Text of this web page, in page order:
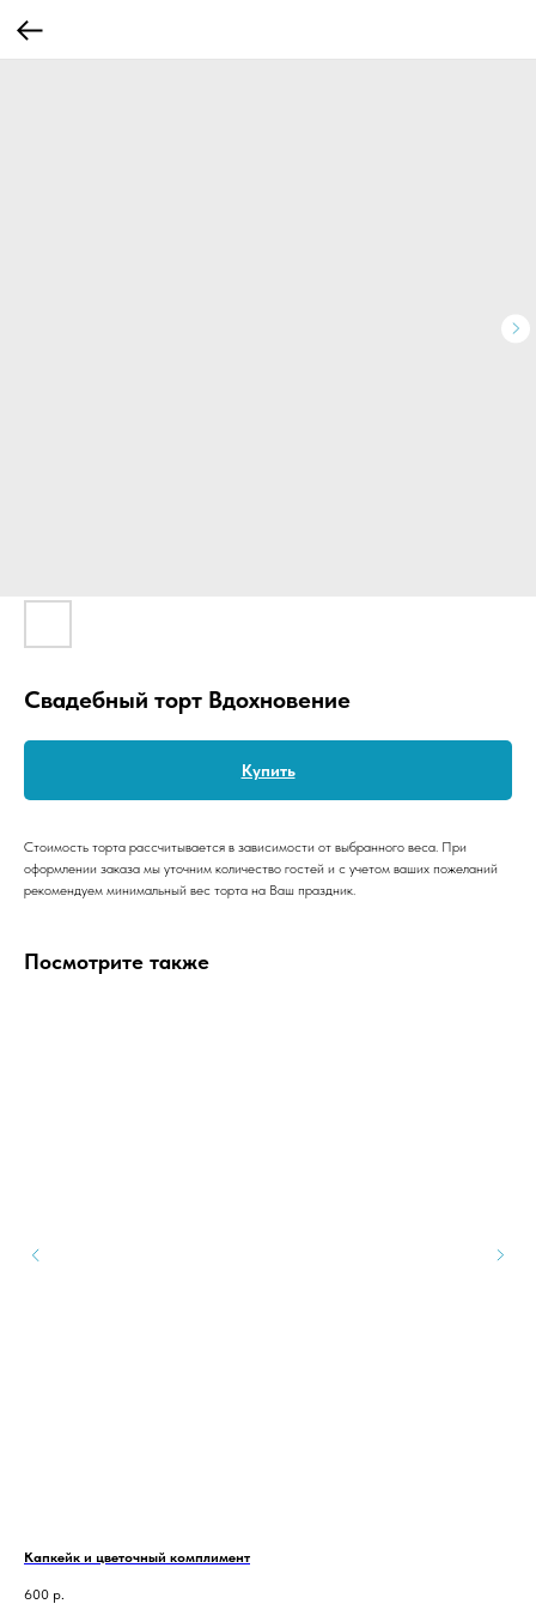
Свадебный торт Вдохновение
Купить
Стоимость торта рассчитывается в зависимости от выбранного веса. При
оформлении заказа мы уточним количество гостей и с учетом ваших пожеланий
рекомендуем минимальный вес торта на Ваш праздник.
Посмотрите также
Капкейк и цветочный комплимент
600 р.